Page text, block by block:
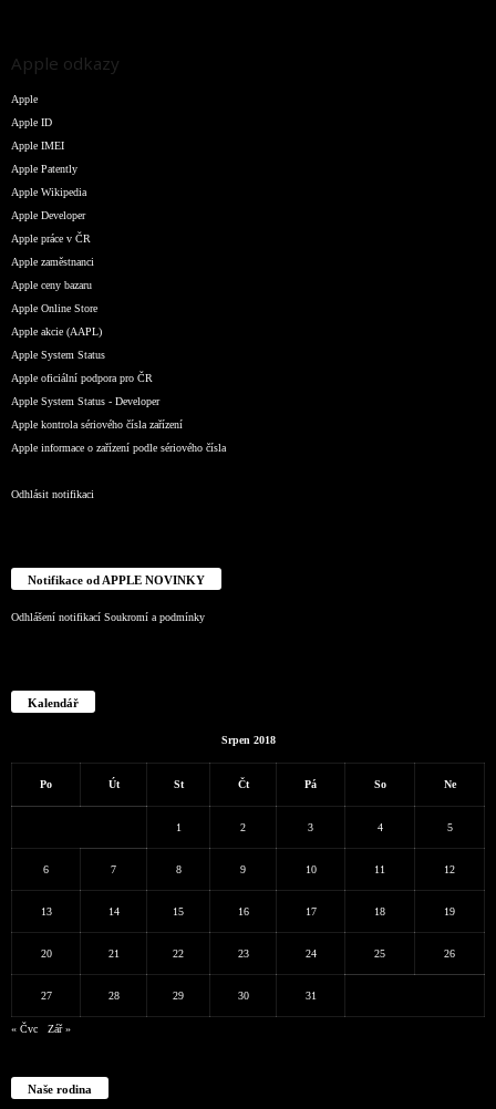
Apple odkazy
Apple
Apple ID
Apple IMEI
Apple Patently
Apple Wikipedia
Apple Developer
Apple práce v ČR
Apple zaměstnanci
Apple ceny bazaru
Apple Online Store
Apple akcie (AAPL)
Apple System Status
Apple oficiální podpora pro ČR
Apple System Status - Developer
Apple kontrola sériového čísla zařízení
Apple informace o zařízení podle sériového čísla
Odhlásit notifikaci
Notifikace od APPLE NOVINKY
Odhlášení notifikací Soukromí a podmínky
Kalendář
Srpen 2018
Po Út St Čt Pá So Ne
1 2 3 4 5
6 7 8 9 10 11 12
13 14 15 16 17 18 19
20 21 22 23 24 25 26
27 28 29 30 31
« Čvc Zář »
Naše rodina